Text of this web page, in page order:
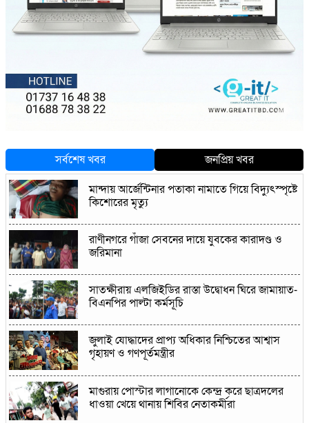
সর্বশেষ খবর
জনপ্রিয় খবর
মান্দায় আর্জেন্টিনার পতাকা নামাতে গিয়ে বিদ্যুৎস্পৃষ্টে
কিশোরের মৃত্যু
রাণীনগরে গাঁজা সেবনের দায়ে যুবকের কারাদণ্ড ও
জরিমানা
সাতক্ষীরায় এলজিইডির রাস্তা উদ্বোধন ঘিরে জামায়াত-
বিএনপির পাল্টা কর্মসূচি
জুলাই যোদ্ধাদের প্রাপ্য অধিকার নিশ্চিতের আশ্বাস
গৃহায়ণ ও গণপূর্তমন্ত্রীর
মাগুরায় পোস্টার লাগানোকে কেন্দ্র করে ছাত্রদলের
ধাওয়া খেয়ে থানায় শিবির নেতাকর্মীরা